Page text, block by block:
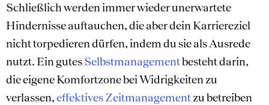
Schließlich werden immer wieder unerwartete
Hindernisse auftauchen, die aber dein Karriereziel
nicht torpedieren dürfen, indem du sie als Ausrede
nutzt. Ein gutesSelbstmanagementbesteht darin,
die eigene Komfortzone bei Widrigkeiten zu
verlassen,effektives Zeitmanagementzu betreiben